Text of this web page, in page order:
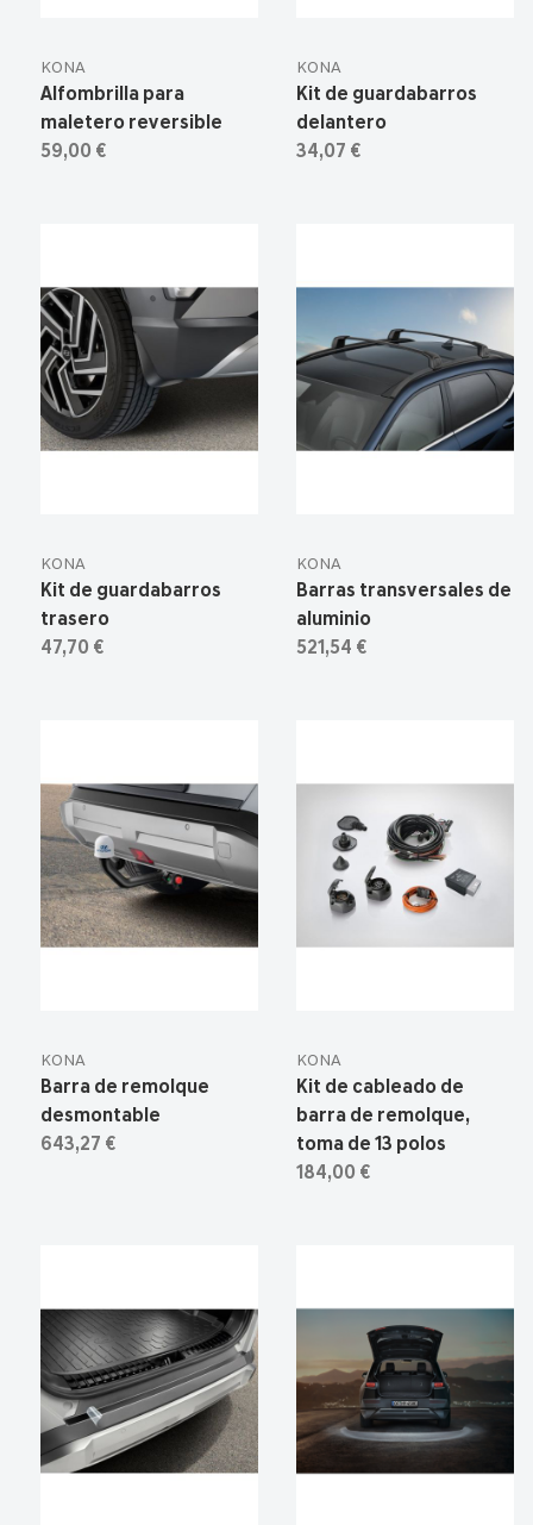
KONA
Alfombrilla para
maletero reversible
59,00 €
KONA
Kit de guardabarros
delantero
34,07 €
KONA
Kit de guardabarros
trasero
47,70 €
KONA
Barras transversales de
aluminio
521,54 €
KONA
Barra de remolque
desmontable
643,27 €
KONA
Kit de cableado de
barra de remolque,
toma de 13 polos
184,00 €